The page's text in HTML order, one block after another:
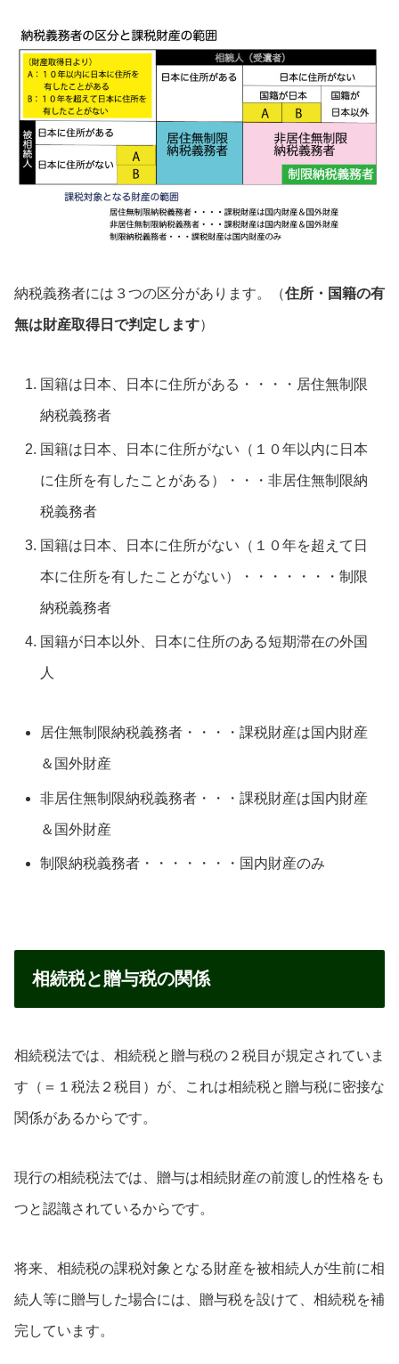
納税義務者には３つの区分があります。（住所・国籍の有
無は財産取得日で判定します）
国籍は日本、日本に住所がある・・・・居住無制限
納税義務者
国籍は日本、日本に住所がない（１０年以内に日本
に住所を有したことがある）・・・非居住無制限納
税義務者
国籍は日本、日本に住所がない（１０年を超えて日
本に住所を有したことがない）・・・・・・・制限
納税義務者
国籍が日本以外、日本に住所のある短期滞在の外国
人
居住無制限納税義務者・・・・課税財産は国内財産
＆国外財産
非居住無制限納税義務者・・・課税財産は国内財産
＆国外財産
制限納税義務者・・・・・・・国内財産のみ
相続税と贈与税の関係
相続税法では、相続税と贈与税の２税目が規定されていま
す（＝１税法２税目）が、これは相続税と贈与税に密接な
関係があるからです。
現行の相続税法では、贈与は相続財産の前渡し的性格をも
つと認識されているからです。
将来、相続税の課税対象となる財産を被相続人が生前に相
続人等に贈与した場合には、贈与税を設けて、相続税を補
完しています。